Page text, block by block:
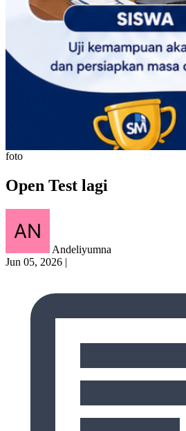
foto
Open Test lagi
Andeliyumna
Jun 05, 2026 |